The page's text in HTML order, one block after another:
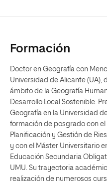
Formación
Doctor en Geografía con
Universidad de Alicante (UA),
ámbito de la Geografía
Desarrollo Local Sostenible.
Geografía en la Universidad
formación de posgrado con
Planificación y Gestión de
y con el Máster Universitario
Educación Secundaria
UMU. Su trayectoria
realización de numerosos